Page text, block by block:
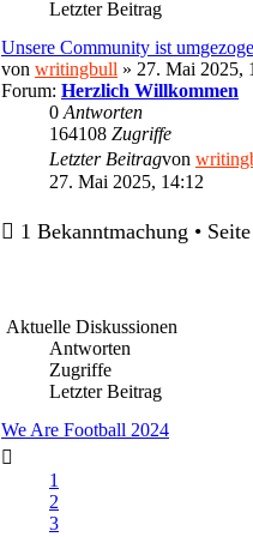
Letzter Beitrag
Unsere Community ist
von writingbull » 27. Mai 2025,
Forum: Herzlich Willkommen
0 Antworten
164108 Zugriffe
Letzter Beitragvon
27. Mai 2025, 14:12
1 Bekanntmachung • Seite
Aktuelle Diskussionen
Antworten
Zugriffe
Letzter Beitrag
We Are Football 2024
1
2
3